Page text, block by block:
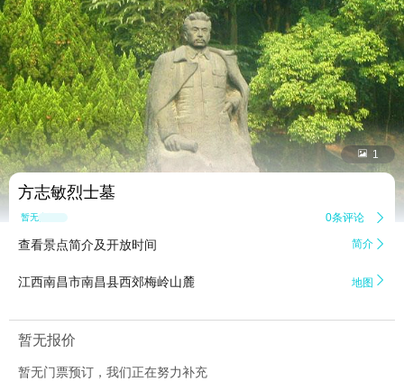
 1
方志敏烈士墓
暂无点评 0条评论 
查看景点简介及开放时间 简介 
江西南昌市南昌县西郊梅岭山麓 地图 
暂无报价
暂无门票预订，我们正在努力补充
